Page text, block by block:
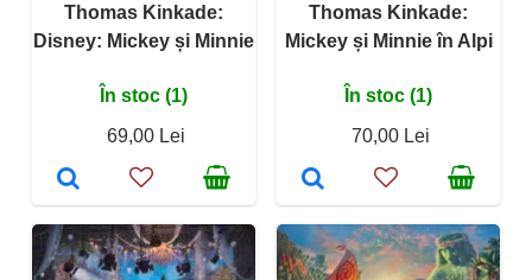
Thomas Kinkade:
Disney: Mickey și Minnie
În stoc (1)
69,00 Lei
Thomas Kinkade:
Mickey și Minnie în Alpi
În stoc (1)
70,00 Lei